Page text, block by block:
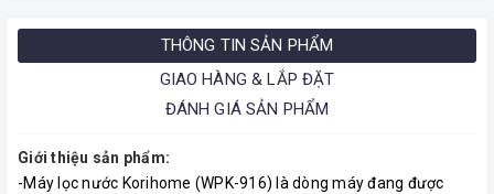
THÔNG TIN SẢN PHẨM
GIAO HÀNG & LẮP ĐẶT
ĐÁNH GIÁ SẢN PHẨM
Giới thiệu sản phẩm:
-Máy lọc nước Korihome (WPK-916) là dòng máy đang được